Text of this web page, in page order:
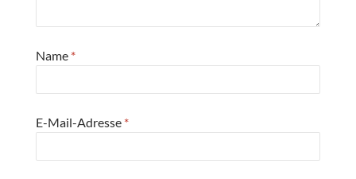
Name *
E-Mail-Adresse *